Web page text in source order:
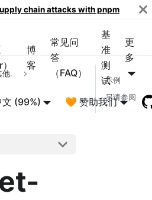
chain attacks with pnpm
博
客
常见问
答
（FAQ）
基
准
测
试
更
多
文 (99%) 🧡 赞助我们
他.
示例
另请参阅